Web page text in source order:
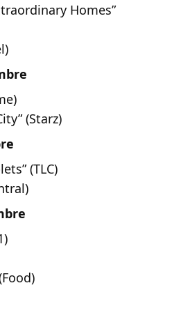
Homes”
(Starz)
(TLC)